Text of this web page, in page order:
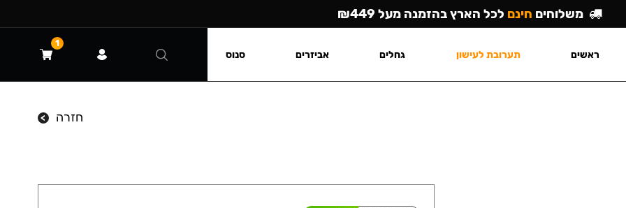
חזרה
משלוחים חינם לכל הארץ בהזמנה מעל ₪449
ראשים תערובת לעישון גחלים אביזרים סנוס
1